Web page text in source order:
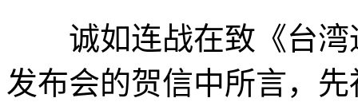
诚如连战在致《台湾
发布会的贺信中所言，